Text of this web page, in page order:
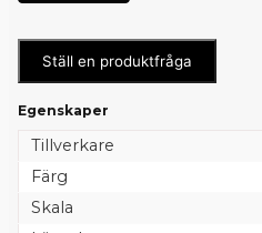
Ställ en produktfråga
Egenskaper
Tillverkare
Färg
Skala